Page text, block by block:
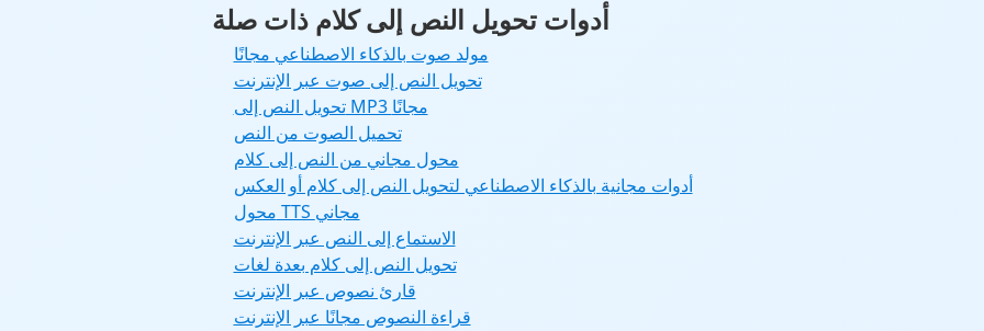
أدوات تحويل النص إلى كلام ذات صلة
مولد صوت بالذكاء الاصطناعي مجانًا
تحويل النص إلى صوت عبر الإنترنت
تحويل النص إلى MP3 مجانًا
تحميل الصوت من النص
محول مجاني من النص إلى كلام
أدوات مجانية بالذكاء الاصطناعي لتحويل النص إلى كلام أو العكس
محول TTS مجاني
الاستماع إلى النص عبر الإنترنت
تحويل النص إلى كلام بعدة لغات
قارئ نصوص عبر الإنترنت
قراءة النصوص مجانًا عبر الإنترنت